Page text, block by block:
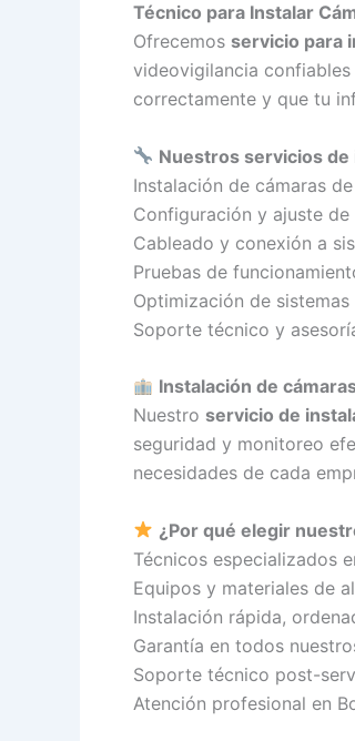
Técnico para Instalar
Ofrecemos servicio para
videovigilancia
correctamente y que tu
Nuestros servicios de
Instalación de cámaras
Configuración y ajuste
Cableado y conexión a
Pruebas de
Optimización de
Soporte técnico y
Instalación de
Nuestro servicio de
seguridad y monitoreo
necesidades de cada
¿Por qué elegir
Técnicos especializados
Equipos y materiales de
Instalación rápida,
Garantía en todos
Soporte técnico post-
Atención profesional en